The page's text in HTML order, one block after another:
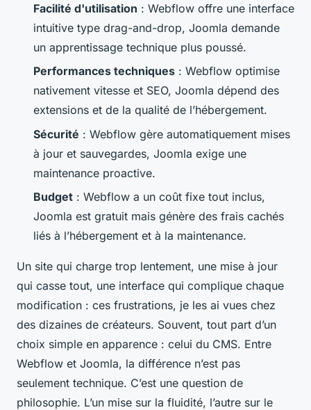
Facilité d'utilisation : Webflow offre une interface
intuitive type drag-and-drop, Joomla demande
un apprentissage technique plus poussé.
Performances techniques : Webflow optimise
nativement vitesse et SEO, Joomla dépend des
extensions et de la qualité de l’hébergement.
Sécurité : Webflow gère automatiquement mises
à jour et sauvegardes, Joomla exige une
maintenance proactive.
Budget : Webflow a un coût fixe tout inclus,
Joomla est gratuit mais génère des frais cachés
liés à l’hébergement et à la maintenance.
Un site qui charge trop lentement, une mise à jour
qui casse tout, une interface qui complique chaque
modification : ces frustrations, je les ai vues chez
des dizaines de créateurs. Souvent, tout part d’un
choix simple en apparence : celui du CMS. Entre
Webflow et Joomla, la différence n’est pas
seulement technique. C’est une question de
philosophie. L’un mise sur la fluidité, l’autre sur le